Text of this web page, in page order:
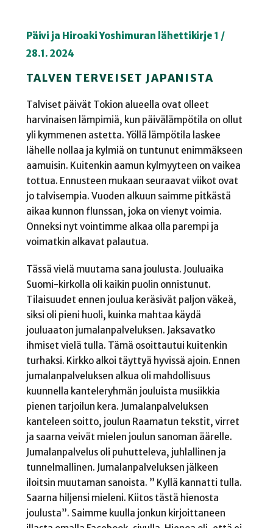
Päivi ja Hiroaki Yoshimuran lähettikirje 1 /
28.1. 2024
TALVEN TERVEISET JAPANISTA
Talviset päivät Tokion alueella ovat olleet
harvinaisen lämpimiä, kun päivälämpötila on ollut
yli kymmenen astetta. Yöllä lämpötila laskee
lähelle nollaa ja kylmiä on tuntunut enimmäkseen
aamuisin. Kuitenkin aamun kylmyyteen on vaikea
tottua. Ennusteen mukaan seuraavat viikot ovat
jo talvisempia. Vuoden alkuun saimme pitkästä
aikaa kunnon flunssan, joka on vienyt voimia.
Onneksi nyt vointimme alkaa olla parempi ja
voimatkin alkavat palautua.
Tässä vielä muutama sana joulusta. Jouluaika
Suomi-kirkolla oli kaikin puolin onnistunut.
Tilaisuudet ennen joulua keräsivät paljon väkeä,
siksi oli pieni huoli, kuinka mahtaa käydä
jouluaaton jumalanpalveluksen. Jaksavatko
ihmiset vielä tulla. Tämä osoittautui kuitenkin
turhaksi. Kirkko alkoi täyttyä hyvissä ajoin. Ennen
jumalanpalveluksen alkua oli mahdollisuus
kuunnella kanteleryhmän jouluista musiikkia
pienen tarjoilun kera. Jumalanpalveluksen
kanteleen soitto, joulun Raamatun tekstit, virret
ja saarna veivät mielen joulun sanoman äärelle.
Jumalanpalvelus oli puhutteleva, juhlallinen ja
tunnelmallinen. Jumalanpalveluksen jälkeen
iloitsin muutaman sanoista. ” Kyllä kannatti tulla.
Saarna hiljensi mieleni. Kiitos tästä hienosta
joulusta”. Saimme kuulla jonkun kirjoittaneen